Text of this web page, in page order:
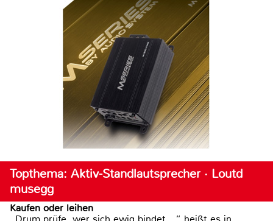
Topthema: Aktiv-Standlautsprecher · Loutd
musegg
Kaufen oder leihen